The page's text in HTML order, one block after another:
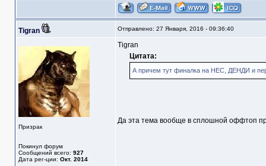
Tigran Отправлено: 27 Января, 2016 - 09:36:40
Призрак
Покинул форум
Сообщений всего: 927
Дата рег-ции: Окт. 2014
Tigran
Цитата:
А причем тут финалка на НЕС, ДЕНДИ и
Да эта тема вообще в сплошной оффтоп